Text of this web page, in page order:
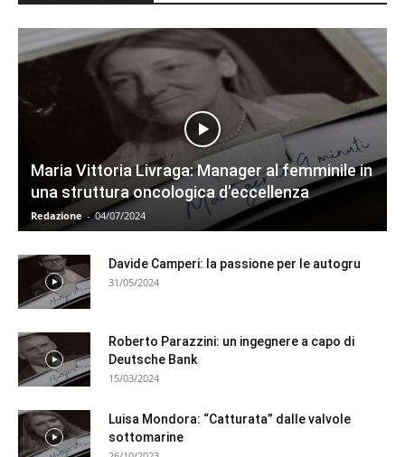
Maria Vittoria Livraga: Manager al femminile in
una struttura oncologica d’eccellenza
Redazione - 04/07/2024
Davide Camperi: la passione per le autogru
31/05/2024
Roberto Parazzini: un ingegnere a capo di
Deutsche Bank
15/03/2024
Luisa Mondora: “Catturata” dalle valvole
sottomarine